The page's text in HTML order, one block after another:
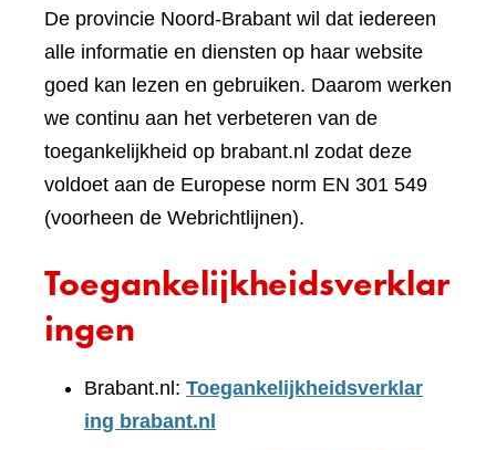
De provincie Noord-Brabant wil dat iedereen
alle informatie en diensten op haar website
goed kan lezen en gebruiken. Daarom werken
we continu aan het verbeteren van de
toegankelijkheid op brabant.nl zodat deze
voldoet aan de Europese norm EN 301 549
(voorheen de Webrichtlijnen).
Toegankelijkheidsverklar
ingen
Brabant.nl: Toegankelijkheidsverklar
ing brabant.nl